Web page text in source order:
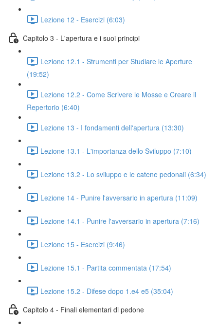
Lezione 12 - Esercizi (6:03)
Capitolo 3 - L'apertura e i suoi principi
Lezione 12.1 - Strumenti per Studiare le Aperture
(19:52)
Lezione 12.2 - Come Scrivere le Mosse e Creare il
Repertorio (6:40)
Lezione 13 - I fondamenti dell'apertura (13:30)
Lezione 13.1 - L'importanza dello Sviluppo (7:10)
Lezione 13.2 - Lo sviluppo e le catene pedonali (6:34)
Lezione 14 - Punire l'avversario in apertura (11:09)
Lezione 14.1 - Punire l'avversario in apertura (7:16)
Lezione 15 - Esercizi (9:46)
Lezione 15.1 - Partita commentata (17:54)
Lezione 15.2 - Difese dopo 1.e4 e5 (35:04)
Capitolo 4 - Finali elementari di pedone